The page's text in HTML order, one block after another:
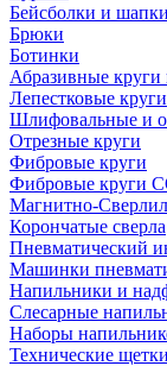
Бейсболки и шапки
Брюки
Ботинки
Абразивные круги
Лепестковые круги
Шлифовальные и
Отрезные круги
Фибровые круги
Фибровые круги
Магнитно-
Корончатые сверла
Пневматический
Машинки
Напильники и
Слесарные
Наборы
Технические щетки